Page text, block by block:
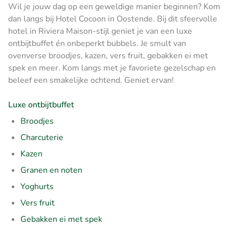
Wil je jouw dag op een geweldige manier beginnen? Kom
dan langs bij Hotel Cocoon in Oostende. Bij dit sfeervolle
hotel in Riviera Maison-stijl geniet je van een luxe
ontbijtbuffet én onbeperkt bubbels. Je smult van
ovenverse broodjes, kazen, vers fruit, gebakken ei met
spek en meer. Kom langs met je favoriete gezelschap en
beleef een smakelijke ochtend. Geniet ervan!
Luxe ontbijtbuffet
Broodjes
Charcuterie
Kazen
Granen en noten
Yoghurts
Vers fruit
Gebakken ei met spek